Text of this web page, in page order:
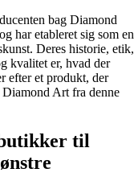
bag Diamond
har etableret sig som en
Deres historie, etik,
kvalitet er, hvad der
efter et produkt, der
Art fra denne
til